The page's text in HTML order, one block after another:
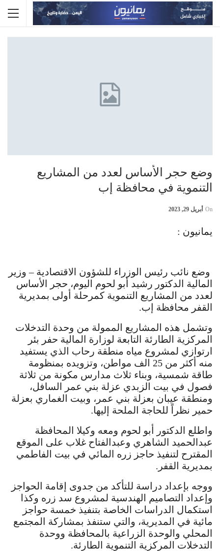
وضع حجر الأساس لعدد من المشاريع
التنموية في محافظة إب
On أبريل 29, 2023
يمانيون :
وضع نائب رئيس الوزراء للشؤون الاقتصادية – وزير
المالية الدكتور رشيد أبو لحوم اليوم، حجر الأساس
لعدد من المشاريع التنموية كمرحلة أولى بمديرية
القفر محافظة إب.
وتشمل هذه المشاريع الممولة من وحدة التدخلات
المركزية الطارئة التابعة لوزارة المالية حفر بئر
ارتوازي لمشروع مياه منطقة رحاب الذي يستفيد
منه أكثر من 25 الف مواطن، وتزويده بمنظومة
طاقة شمسية، وبناء ثلاث مدارس مكونة من ثلاثة
فصول في بيت الزبدي عزلة بني عمر السافل،
ومنطقة عيبان بعزلة بني عمر، وبيت الغماري بعزلة
حمير نظراً للحاجة الملحة إليها.
واطلع الدكتور أبو لحوم ومعه وكيلا المحافظة
عبدالحميد الشاهري وعبدالفتاح غلاب على الموقع
المقترح لتنفيذ حاجز زره المائي في بيت الفاطمي
بمديرية القفر.
ووجه بإعداد دراسة للتأكد من جدوى إقامة الحواجز
وإعداد التصاميم الهندسية لمشروع سد زره وكذا
استكمال الدراسات الخاصة بتنفيذ خمسة حواجز
مائية في المديرية، والتي ستنفذ بمشاركة المجتمع
المحلي والوحدة الزراعية بالمحافظة ووحدة
التدخلات المركزية التنموية الطارئة.